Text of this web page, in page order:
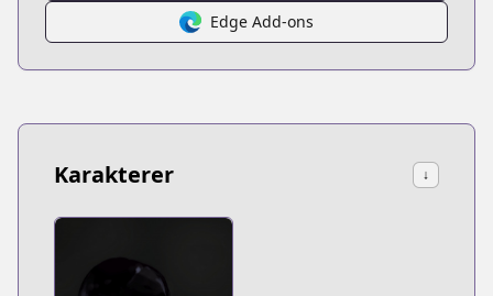
Edge Add-ons
Karakterer ↓